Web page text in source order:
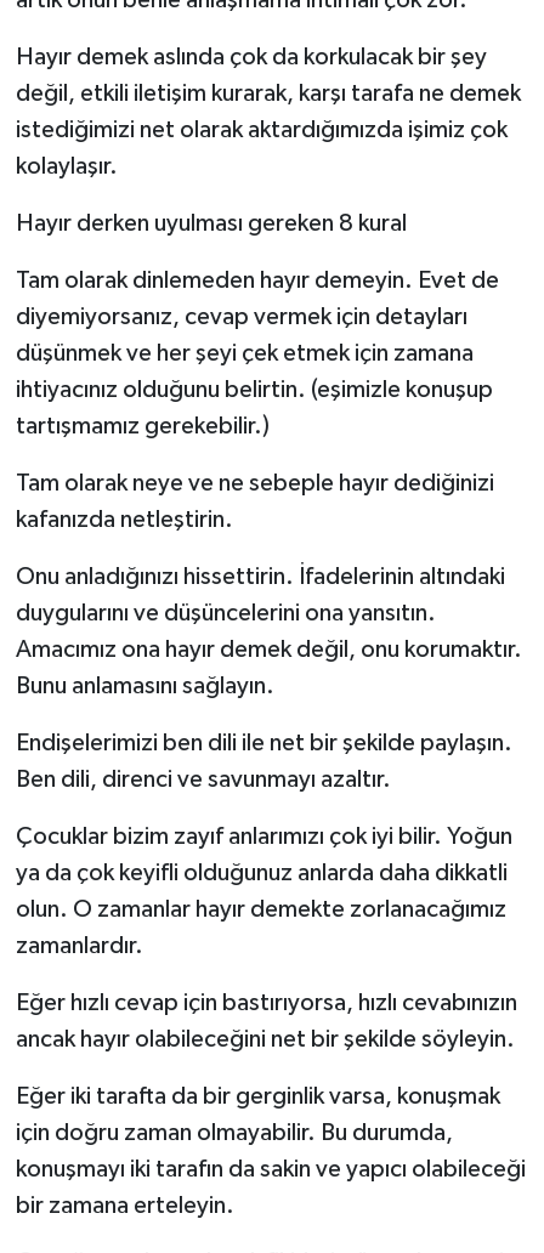
Hayır demek aslında çok da korkulacak bir şey
değil, etkili iletişim kurarak, karşı tarafa ne demek
istediğimizi net olarak aktardığımızda işimiz çok
kolaylaşır.
Hayır derken uyulması gereken 8 kural
Tam olarak dinlemeden hayır demeyin. Evet de
diyemiyorsanız, cevap vermek için detayları
düşünmek ve her şeyi çek etmek için zamana
ihtiyacınız olduğunu belirtin. (eşimizle konuşup
tartışmamız gerekebilir.)
Tam olarak neye ve ne sebeple hayır dediğinizi
kafanızda netleştirin.
Onu anladığınızı hissettirin. İfadelerinin altındaki
duygularını ve düşüncelerini ona yansıtın.
Amacımız ona hayır demek değil, onu korumaktır.
Bunu anlamasını sağlayın.
Endişelerimizi ben dili ile net bir şekilde paylaşın.
Ben dili, direnci ve savunmayı azaltır.
Çocuklar bizim zayıf anlarımızı çok iyi bilir. Yoğun
ya da çok keyifli olduğunuz anlarda daha dikkatli
olun. O zamanlar hayır demekte zorlanacağımız
zamanlardır.
Eğer hızlı cevap için bastırıyorsa, hızlı cevabınızın
ancak hayır olabileceğini net bir şekilde söyleyin.
Eğer iki tarafta da bir gerginlik varsa, konuşmak
için doğru zaman olmayabilir. Bu durumda,
konuşmayı iki tarafın da sakin ve yapıcı olabileceği
bir zamana erteleyin.